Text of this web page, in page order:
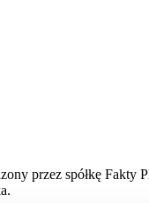
przez spółkę Fakty